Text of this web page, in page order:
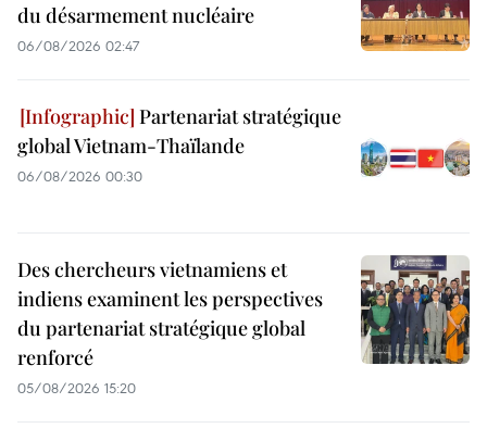
du désarmement nucléaire
06/08/2026 02:47
Partenariat stratégique
global Vietnam-Thaïlande
06/08/2026 00:30
Des chercheurs vietnamiens et
indiens examinent les perspectives
du partenariat stratégique global
renforcé
05/08/2026 15:20